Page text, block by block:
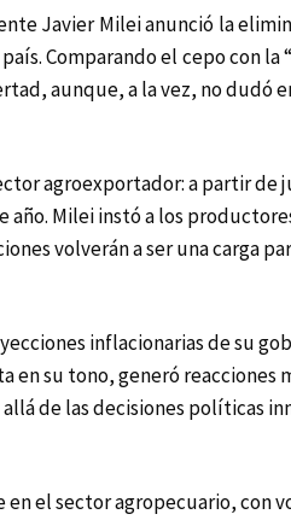
Javier Milei anunció la
Comparando el cepo con
aunque, a la vez, no
agroexportador: a partir
Milei instó a los
volverán a ser una carga
inflacionarias de su
en su tono, generó
de las decisiones políticas
el sector agropecuario,